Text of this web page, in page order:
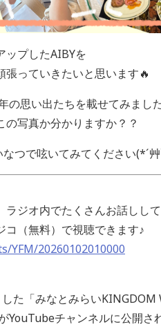
ップしたAIBYを
張っていきたいと思います🔥
の思い出たちを載せてみまし
の写真か分かりますか？？
つで呟いてみてください(*´
ラジオ内でたくさんお話しし
コ（無料）で視聴できます♪
20260102010000
た「みなとみらいKINGDOM
YouTubeチャンネルに公開さ